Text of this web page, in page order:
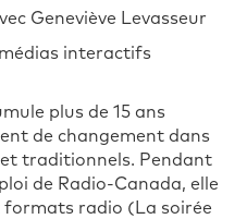
Geneviève Levasseur
interactifs
plus de 15 ans
de changement dans
et traditionnels. Pendant
de Radio-Canada, elle
formats radio (La soirée